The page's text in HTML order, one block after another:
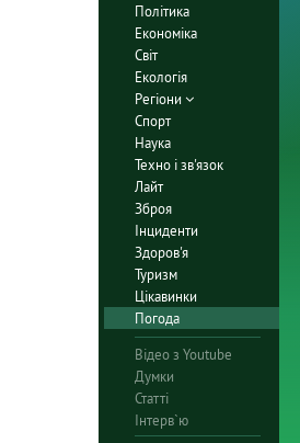
Політика
Економіка
Світ
Екологія
Регіони
Спорт
Наука
Техно і зв'язок
Лайт
Зброя
Інциденти
Здоров'я
Туризм
Цікавинки
Погода
Відео з Youtube
Думки
Статті
Інтерв`ю